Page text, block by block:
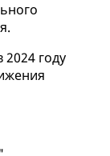
году